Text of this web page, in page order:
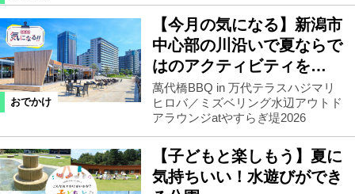
おでかけ
【今月の気になる】新潟市
中心部の川沿いで夏ならで
はのアクティビティを…
萬代橋BBQ in 万代テラスハジマリ
ヒロバ／ミズベリング水辺アウトド
アラウンジatやすらぎ堤2026
【子どもと楽しもう】夏に
気持ちいい！水遊びができ